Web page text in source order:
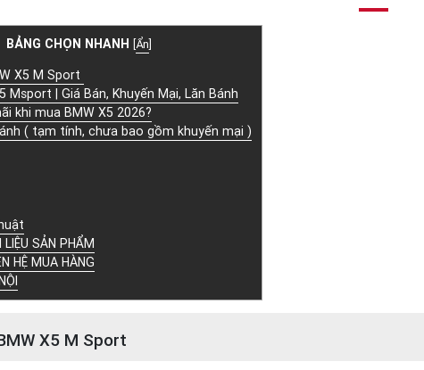
BẢNG CHỌN NHANH [Ẩn]
X5 M Sport
Msport | Giá Bán, Khuyến Mại, Lăn Bánh
khi mua BMW X5 2026?
( tạm tính, chưa bao gồm khuyến mại )
SẢN PHẨM
HỆ MUA HÀNG
X5 M Sport